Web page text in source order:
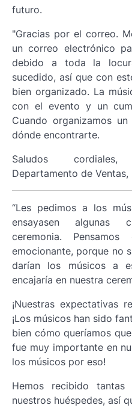
futuro.
"Gracias por el correo.
un correo electrónico
debido a toda la
sucedido, así que con
bien organizado. La
con el evento y un
Cuando organizamos
dónde encontrarte.
Saludos
Departamento de
“Les pedimos a los
ensayasen algunas
ceremonia.
emocionante, porque no
darían los músicos a
encajaría en nuestra
¡Nuestras expectativas
¡Los músicos han sido
bien cómo queríamos
fue muy importante en
los músicos por eso!
Hemos recibido tantas
nuestros huéspedes, así